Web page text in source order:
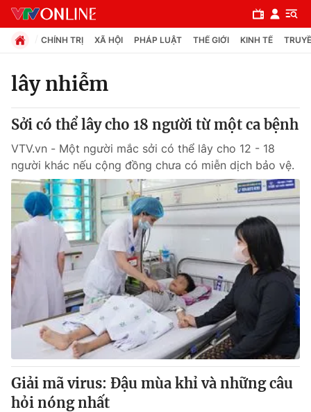
Chuyên mục
Xã hội
Pháp luật
Y tế
Thế giới
Tin tức
Thế giới đó đây
Câu chuyện quốc tế
Kinh tế
Tài chính
Thị trường
Dữ liệu và đời sống
CHÍNH TRỊ XÃ HỘI PHÁP LUẬT THẾ GIỚI KINH TẾ
lây nhiễm
Sởi có thể lây cho 18 người từ một ca bệnh
VTV.vn - Một người mắc sởi có thể lây cho 12 - 18
người khác nếu cộng đồng chưa có miễn dịch bảo vệ.
Giải mã virus: Đậu mùa khỉ và những câu
hỏi nóng nhất